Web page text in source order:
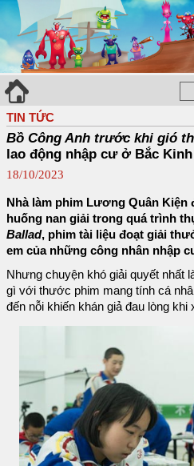
TIN TỨC
Bồ Công Anh trước khi gió
lao động nhập cư ở Bắc Kinh
18/10/2023
Nhà làm phim Lương Quân Kiện
huống nan giải trong quá trình
Ballad, phim tài liệu đoạt giải
em của những công nhân nhập
Nhưng chuyện khó giải quyết nhất
gì với thước phim mang tính cá
đến nỗi khiến khán giả đau lòng khi